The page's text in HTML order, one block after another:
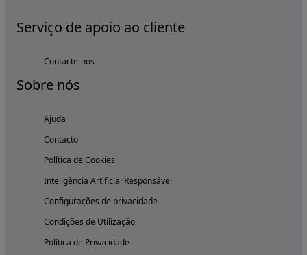
Serviço de apoio ao cliente
Contacte-nos
Sobre nós
Ajuda
Contacto
Política de Cookies
Inteligência Artificial Responsável
Configurações de privacidade
Condições de Utilização
Política de Privacidade